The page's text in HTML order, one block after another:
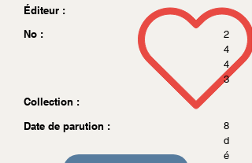
Éditeur :
No :
2
4
4
3
Collection :
Date de parution :
8
d
é